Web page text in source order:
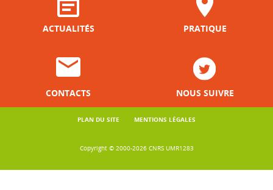
ACTUALITÉS PRATIQUE
CONTACTS NOUS SUIVRE
PLAN DU SITE MENTIONS LÉGALES
Copyright © 2000-2026 CNRS UMR1283